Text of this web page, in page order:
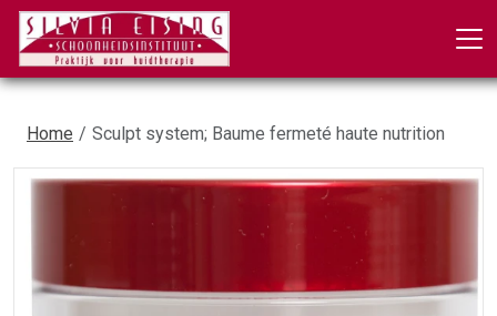
Home Sculpt system; Baume fermeté haute nutrition